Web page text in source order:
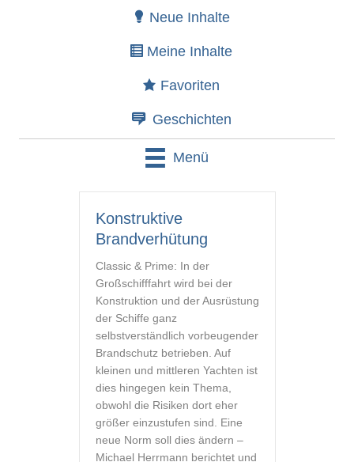
Neue Inhalte
Meine Inhalte
Favoriten
Geschichten
Menü
Konstruktive
Brandverhütung
Classic & Prime: In der
Großschifffahrt wird bei der
Konstruktion und der Ausrüstung
der Schiffe ganz
selbstverständlich vorbeugender
Brandschutz betrieben. Auf
kleinen und mittleren Yachten ist
dies hingegen kein Thema,
obwohl die Risiken dort eher
größer einzustufen sind. Eine
neue Norm soll dies ändern –
Michael Herrmann berichtet und